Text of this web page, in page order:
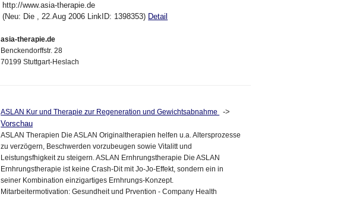
http://www.asia-therapie.de
(Neu: Die , 22.Aug 2006 LinkID: 1398353) Detail
asia-therapie.de
Benckendorffstr. 28
70199 Stuttgart-Heslach
ASLAN Kur und Therapie zur Regeneration und Gewichtsabnahme
->
Vorschau
ASLAN Therapien Die ASLAN Originaltherapien helfen u.a. Altersprozesse
zu verzögern, Beschwerden vorzubeugen sowie Vitalitt und
Leistungsfhigkeit zu steigern. ASLAN Ernhrungstherapie Die ASLAN
Ernhrungstherapie ist keine Crash-Dit mit Jo-Jo-Effekt, sondern ein in
seiner Kombination einzigartiges Ernhrungs-Konzept.
Mitarbeitermotivation: Gesundheit und Prvention - Company Health